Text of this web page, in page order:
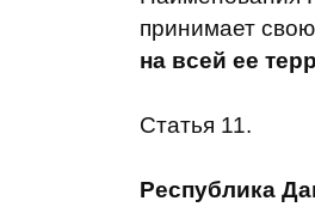
принимает
на всей ее
Статья 11.
Республика